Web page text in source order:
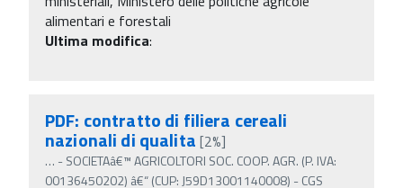
alimentari e forestali
Ultima modifica:
PDF: contratto di filiera cereali
nazionali di qualita [2%]
… - SOCIETAâ€™ AGRICOLTORI SOC. COOP. AGR. (P. IVA:
00136450202) â€“ (CUP: J59D13001140008) - CGS